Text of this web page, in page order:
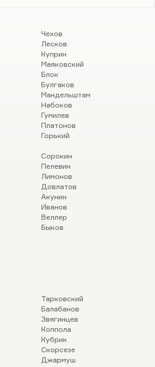
Чехов
Лесков
Куприн
Маяковский
Блок
Булгаков
Мандельштам
Набоков
Гумилев
Платонов
Горький
Сорокин
Пелевин
Лимонов
Довлатов
Акунин
Иванов
Веллер
Быков
Тарковский
Балабанов
Звягинцев
Коппола
Кубрик
Скорсезе
Джармуш